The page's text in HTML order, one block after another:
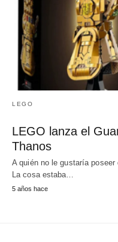
LEGO
LEGO lanza el
Thanos
A quién no le gustaría
La cosa estaba…
5 años hace